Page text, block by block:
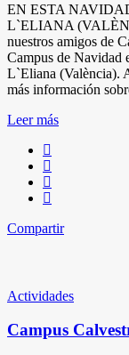
EN ESTA
L`ELIANA
nuestros amigos de
Campus de Navidad
L`Eliana (València).
más información
Leer más
Compartir
Actividades
Campus